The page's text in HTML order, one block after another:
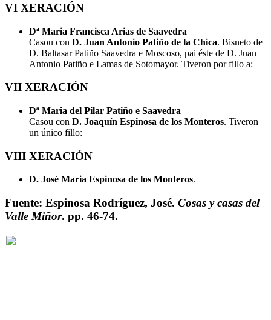
VI XERACIÓN
Dª Maria Francisca Arias de Saavedra
Casou con D. Juan Antonio Patiño de la Chica. Bisneto de
D. Baltasar Patiño Saavedra e Moscoso, pai éste de D. Juan
Antonio Patiño e Lamas de Sotomayor. Tiveron por fillo a:
VII XERACIÓN
Dª Maria del Pilar Patiño e Saavedra
Casou con D. Joaquín Espinosa de los Monteros. Tiveron
un único fillo:
VIII XERACIÓN
D. José Maria Espinosa de los Monteros.
Fuente: Espinosa Rodríguez, José. Cosas y casas del
Valle Miñor. pp. 46-74.